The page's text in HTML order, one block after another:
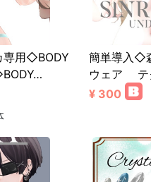
用◇BODY
簡単導入◇
ウェア テ
¥ 300